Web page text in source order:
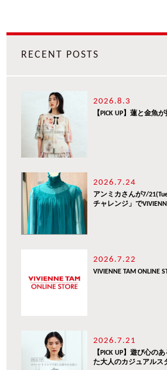
RECENT POSTS
2026.8.3
【PICK UP】蓮と金魚
2026.7.24
アンミカさんが7/
チャレンジ」で
2026.7.22
VIVIENNE TAM ONLINE
2026.7.21
【PICK UP】遊び心の
た大人のカジュアルス